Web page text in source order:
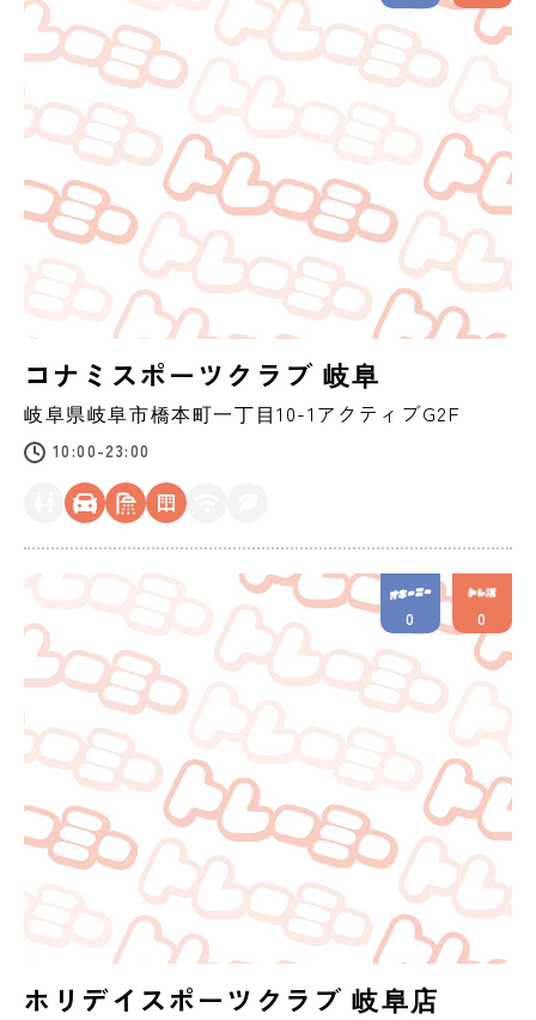
コナミスポーツクラブ 岐阜
岐阜県岐阜市橋本町一丁目10-1アクティブG2F
10:00-23:00
ホリデイスポーツクラブ 岐阜店
0 0